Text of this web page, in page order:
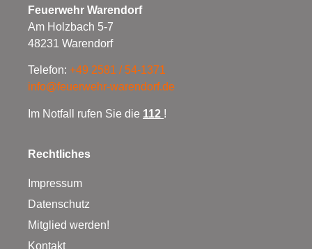
Feuerwehr Warendorf
Am Holzbach 5-7
48231 Warendorf
Telefon: +49 2581 / 54-1371
info@feuerwehr-warendorf.de
Im Notfall rufen Sie die 112 !
Rechtliches
Impressum
Datenschutz
Mitglied werden!
Kontakt